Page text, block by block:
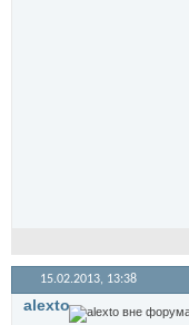
15.02.2013, 13:38
alexto